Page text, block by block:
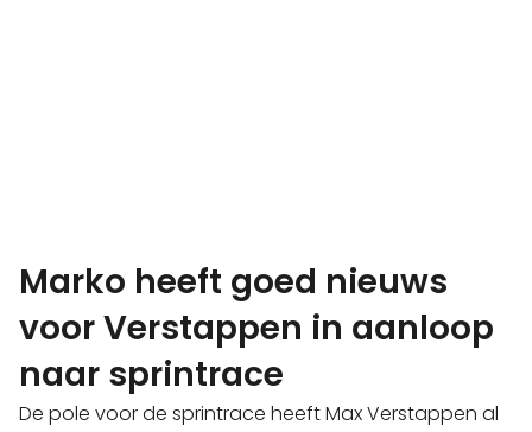
Marko heeft goed nieuws
voor Verstappen in aanloop
naar sprintrace
De pole voor de sprintrace heeft Max Verstappen al